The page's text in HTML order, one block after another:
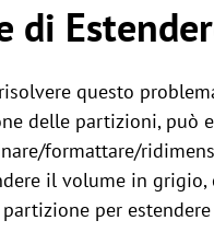
di
questo
delle partizioni, può
formattare/
il volume in grigio,
per